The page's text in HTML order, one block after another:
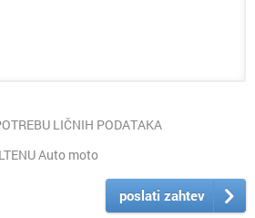
LIČNIH PODATAKA
Auto moto
poslati zahtev